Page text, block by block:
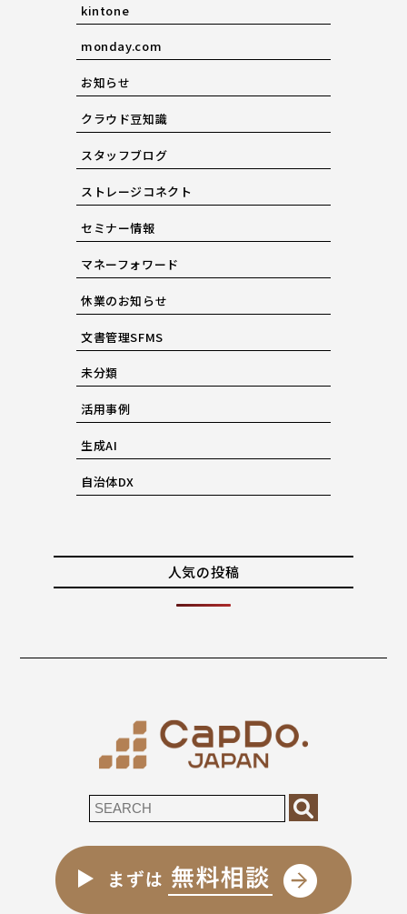
kintone
monday.com
お知らせ
クラウド豆知識
スタッフブログ
ストレージコネクト
セミナー情報
マネーフォワード
休業のお知らせ
文書管理SFMS
未分類
活用事例
生成AI
自治体DX
人気の投稿